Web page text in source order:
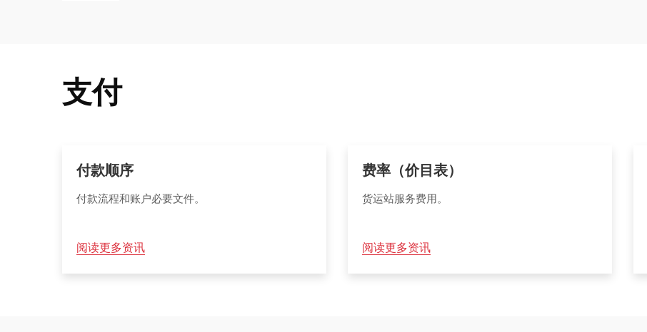
支付
付款顺序
付款流程和账户必要文件。
阅读更多资讯
费率（价目表）
货运站服务费用。
阅读更多资讯